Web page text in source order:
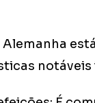
notáveis